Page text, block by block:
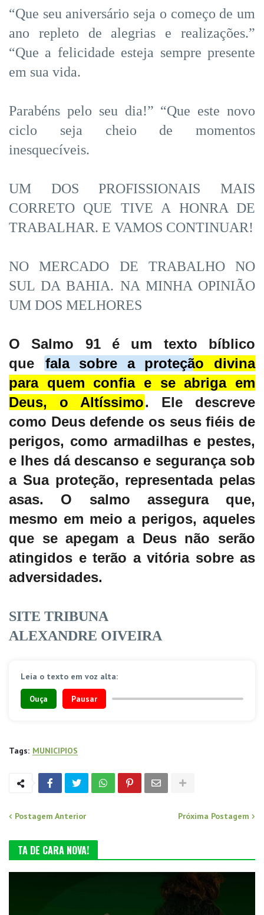
“Que seu aniversário seja o começo de um
ano repleto de alegrias e realizações.”
“Que a felicidade esteja sempre presente
em sua vida.
Parabéns pelo seu dia!” “Que este novo
ciclo seja cheio de momentos
inesquecíveis.
UM DOS PROFISSIONAIS MAIS
CORRETO QUE TIVE A HONRA DE
TRABALHAR. E VAMOS CONTINUAR!
NO MERCADO DE TRABALHO NO
SUL DA BAHIA. NA MINHA OPINIÃO
UM DOS MELHORES
O Salmo 91 é um texto bíblico
que fala sobre a proteção divina
para quem confia e se abriga em
Deus, o Altíssimo. Ele descreve
como Deus defende os seus fiéis de
perigos, como armadilhas e pestes,
e lhes dá descanso e segurança sob
a Sua proteção, representada pelas
asas. O salmo assegura que,
mesmo em meio a perigos, aqueles
que se apegam a Deus não serão
atingidos e terão a vitória sobre as
adversidades.
SITE TRIBUNA
ALEXANDRE OIVEIRA
Leia o texto em voz alta:
Ouça Pausar
Tags: MUNICIPIOS
Postagem Anterior Próxima Postagem
TA DE CARA NOVA!